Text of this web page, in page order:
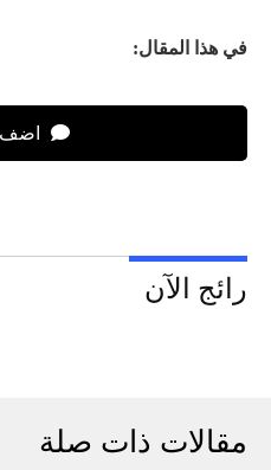
في هذا المقال:
اضف
رائج الآن
مقالات ذات صلة